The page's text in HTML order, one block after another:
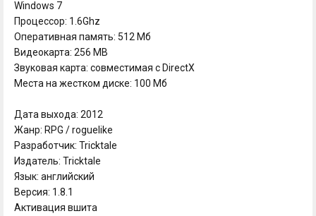
Windows 7
Процессор: 1.6Ghz
Оперативная память: 512 Мб
Видеокарта: 256 MB
Звуковая карта: cовместимая с DirectX
Места на жестком диске: 100 Мб
Дата выхода: 2012
Жанр: RPG / roguelike
Разработчик: Tricktale
Издатель: Tricktale
Язык: английский
Версия: 1.8.1
Активация вшита